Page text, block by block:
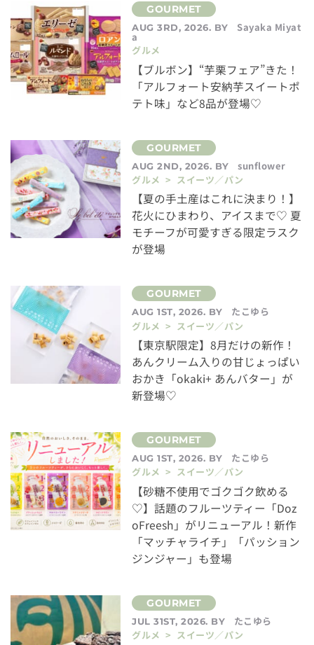
AUG 3RD, 2026. BY Sayaka Miyat
a
グルメ
【ブルボン】“芋栗フェア”きた！
「アルフォート安納芋スイートポ
テト味」など8品が登場♡
AUG 2ND, 2026. BY
sunflower
グルメ > スイーツ／パン
【夏の手土産はこれに決まり！】
花火にひまわり、アイスまで♡ 夏
モチーフが可愛すぎる限定ラスク
が登場
AUG 1ST, 2026. BY
たこゆら
グルメ > スイーツ／パン
【東京駅限定】8月だけの新作！
あんクリーム入りの甘じょっぱい
おかき「okaki+ あんバター」が
新登場♡
AUG 1ST, 2026. BY
たこゆら
グルメ > スイーツ／パン
【砂糖不使用でゴクゴク飲める
♡】話題のフルーツティー「Doz
oFreesh」がリニューアル！新作
「マッチャライチ」「パッション
ジンジャー」も登場
JUL 31ST, 2026. BY
たこゆら
グルメ > スイーツ／パン